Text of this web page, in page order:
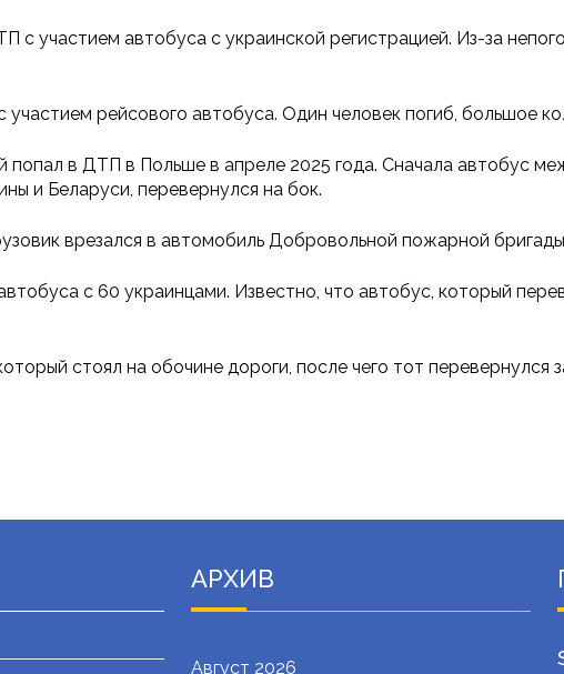
участием автобуса с украинской регистрацией. Из-за
рейсового автобуса. Один человек погиб, большое
в ДТП в Польше в апреле 2025 года. Сначала автобус
и Беларуси, перевернулся на бок.
врезался в автомобиль Добровольной пожарной
с 60 украинцами. Известно, что автобус, который
стоял на обочине дороги, после чего тот перевернулся
АРХИВ
Август 2026